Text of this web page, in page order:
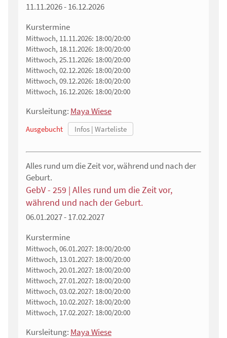
11.11.2026 - 16.12.2026
Kurstermine
Mittwoch, 11.11.2026: 18:00/20:00
Mittwoch, 18.11.2026: 18:00/20:00
Mittwoch, 25.11.2026: 18:00/20:00
Mittwoch, 02.12.2026: 18:00/20:00
Mittwoch, 09.12.2026: 18:00/20:00
Mittwoch, 16.12.2026: 18:00/20:00
Kursleitung: Maya Wiese
Ausgebucht
Alles rund um die Zeit vor, während und nach der
Geburt.
GebV - 259 | Alles rund um die Zeit vor,
während und nach der Geburt.
06.01.2027 - 17.02.2027
Kurstermine
Mittwoch, 06.01.2027: 18:00/20:00
Mittwoch, 13.01.2027: 18:00/20:00
Mittwoch, 20.01.2027: 18:00/20:00
Mittwoch, 27.01.2027: 18:00/20:00
Mittwoch, 03.02.2027: 18:00/20:00
Mittwoch, 10.02.2027: 18:00/20:00
Mittwoch, 17.02.2027: 18:00/20:00
Kursleitung: Maya Wiese